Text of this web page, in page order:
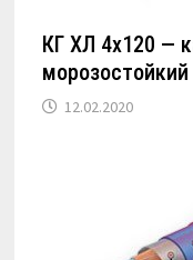
КГ ХЛ 4х120 —
12.02.2020